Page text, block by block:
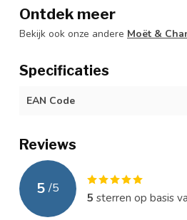
Ontdek meer
Bekijk ook onze andere Moët &
Specificaties
EAN Code
Reviews
5 /5
5 sterren op basis